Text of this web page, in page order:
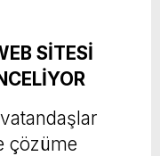
SİTESİ
çözüme